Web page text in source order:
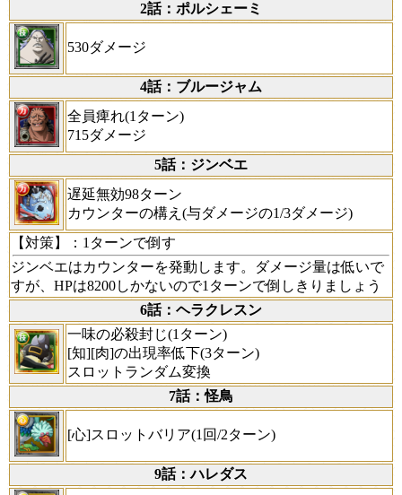
2話：ポルシェーミ
530ダメージ
4話：ブルージャム
全員痺れ(1ターン)
715ダメージ
5話：ジンベエ
遅延無効98ターン
カウンターの構え(与ダメージの1/3ダメージ)
【対策】
：1ターンで倒す
ジンベエはカウンターを発動します。ダメージ量は低いで
すが、HPは8200しかないので1ターンで倒しきりましょう
6話：ヘラクレスン
一味の必殺封じ(1ターン)
[知][肉]の出現率低下(3ターン)
スロットランダム変換
7話：怪鳥
[心]スロットバリア(1回/2ターン)
9話：ハレダス